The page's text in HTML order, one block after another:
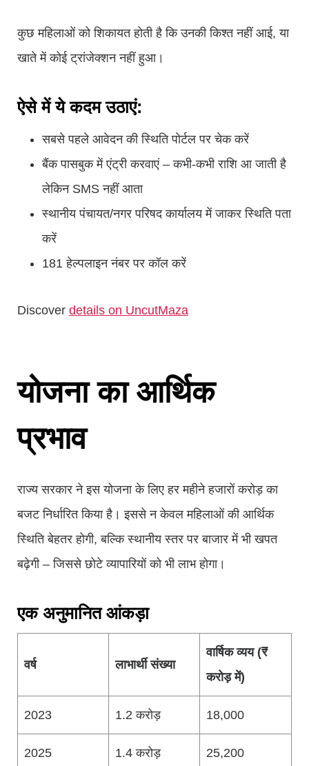
कुछ महिलाओं को शिकायत होती है कि उनकी किश्त नहीं आई, या
खाते में कोई ट्रांजेक्शन नहीं हुआ।
ऐसे में ये कदम उठाएं:
सबसे पहले आवेदन की स्थिति पोर्टल पर चेक करें
बैंक पासबुक में एंट्री करवाएं – कभी-कभी राशि आ जाती है
लेकिन SMS नहीं आता
स्थानीय पंचायत/नगर परिषद कार्यालय में जाकर स्थिति पता
करें
181 हेल्पलाइन नंबर पर कॉल करें
Discover details on UncutMaza
योजना का आर्थिक
प्रभाव
राज्य सरकार ने इस योजना के लिए हर महीने हजारों करोड़ का
बजट निर्धारित किया है। इससे न केवल महिलाओं की आर्थिक
स्थिति बेहतर होगी, बल्कि स्थानीय स्तर पर बाजार में भी खपत
बढ़ेगी – जिससे छोटे व्यापारियों को भी लाभ होगा।
एक अनुमानित आंकड़ा
वर्ष लाभार्थी संख्या
वार्षिक व्यय (₹
करोड़ में)
2023 1.2 करोड़ 18,000
2025 1.4 करोड़ 25,200